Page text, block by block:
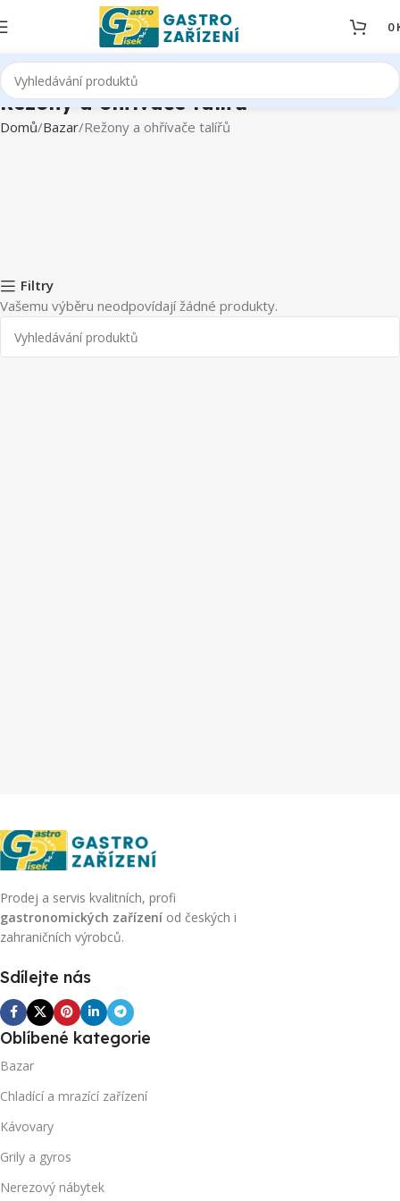
0
Režony a ohřívače talířů
Domů Bazar Režony a ohřívače talířů
Filtry
Vašemu výběru neodpovídají žádné produkty.
Prodej a servis kvalitních, profi
gastronomických zařízení od českých i
zahraničních výrobců.
Sdílejte nás
Oblíbené kategorie
Bazar
Chladící a mrazící zařízení
Kávovary
Grily a gyros
Nerezový nábytek